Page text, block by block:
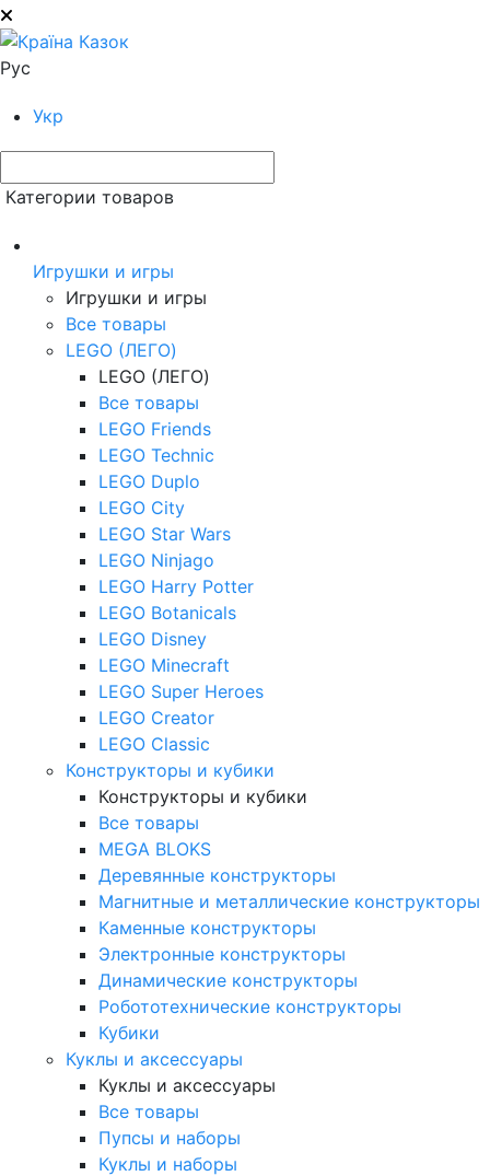
Рус
Укр
Категории товаров
Игрушки и игры
Игрушки и игры
Все товары
LEGO (ЛЕГО)
LEGO (ЛЕГО)
Все товары
LEGO Friends
LEGO Technic
LEGO Duplo
LEGO City
LEGO Star Wars
LEGO Ninjago
LEGO Harry Potter
LEGO Botanicals
LEGO Disney
LEGO Minecraft
LEGO Super Heroes
LEGO Creator
LEGO Classic
Конструкторы и кубики
Конструкторы и кубики
Все товары
MEGA BLOKS
Деревянные конструкторы
Магнитные и металлические конструкторы
Каменные конструкторы
Электронные конструкторы
Динамические конструкторы
Робототехнические конструкторы
Кубики
Куклы и аксессуары
Куклы и аксессуары
Все товары
Пупсы и наборы
Куклы и наборы